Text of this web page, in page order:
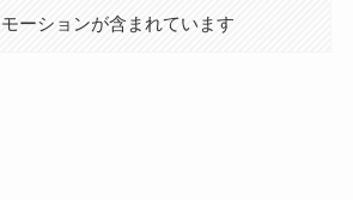
ーションが含まれています